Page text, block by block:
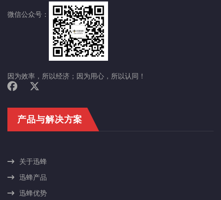
微信公众号：
因为效率，所以经济；因为用心，所以认同！
产品与解决方案
关于迅蜂
迅蜂产品
迅蜂优势